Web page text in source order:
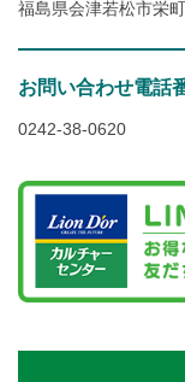
福島県会津若松市栄
お問い合わせ電話
0242-38-0620